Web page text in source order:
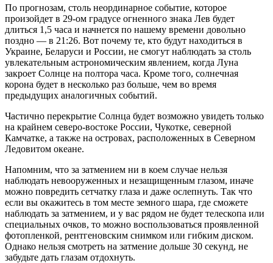
По прогнозам, столь неординарное событие, которое
произойдет в 29-ом градусе огненного знака Лев будет
длиться 1,5 часа и начнется по нашему времени довольно
поздно — в 21:26. Вот почему те, кто будут находиться в
Украине, Беларуси и России, не смогут наблюдать за столь
увлекательным астрономическим явлением, когда Луна
закроет Солнце на полтора часа. Кроме того, солнечная
корона будет в несколько раз больше, чем во время
предыдущих аналогичных событий.
Частично перекрытие Солнца будет возможно увидеть только
на крайнем северо-востоке России, Чукотке, северной
Камчатке, а также на островах, расположенных в Северном
Ледовитом океане.
Напомним, что за затмением ни в коем случае нельзя
наблюдать невооруженных и незащищенным глазом, иначе
можно повредить сетчатку глаза и даже ослепнуть. Так что
если вы окажитесь в том месте земного шара, где сможете
наблюдать за затмением, и у вас рядом не будет телескопа или
специальных очков, то можно воспользоваться проявленной
фотопленкой, рентгеновским снимком или гибким диском.
Однако нельзя смотреть на затмение дольше 30 секунд, не
забудьте дать глазам отдохнуть.